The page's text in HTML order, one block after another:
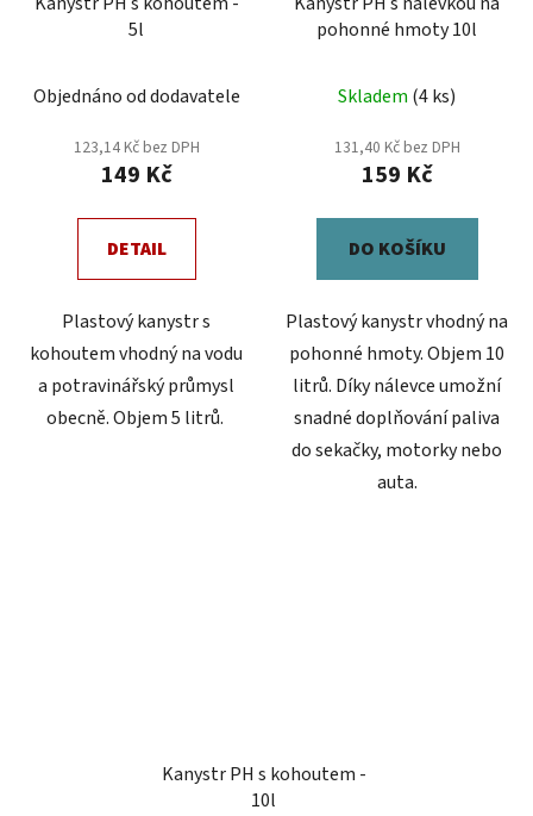
5l
Objednáno od dodavatele
123,14 Kč bez DPH
149 Kč
DETAIL
Plastový kanystr s
kohoutem vhodný na vodu
a potravinářský průmysl
obecně. Objem 5 litrů.
pohonné hmoty 10l
Skladem (4 ks)
131,40 Kč bez DPH
159 Kč
DO KOŠÍKU
Plastový kanystr vhodný na
pohonné hmoty. Objem 10
litrů. Díky nálevce umožní
snadné doplňování paliva
do sekačky, motorky nebo
auta.
Kanystr PH s kohoutem -
10l